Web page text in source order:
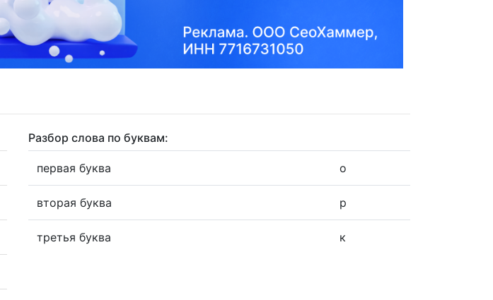
Разбор слова по буквам:
первая буква о
вторая буква р
третья буква к